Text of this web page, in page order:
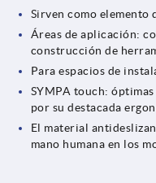
Sirven como elemento
Áreas de aplicación:
construcción de
Para espacios de
SYMPA touch:
por su destacada
El material
mano humana en los